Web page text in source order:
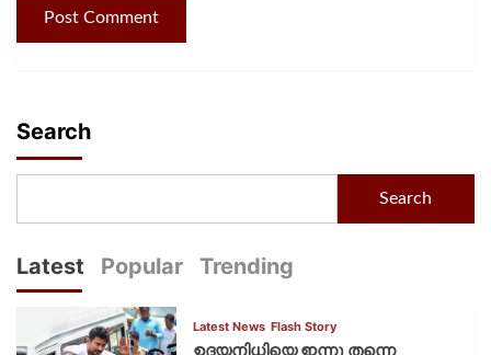
Search
Search
Latest Popular Trending
Latest News Flash Story
ഉദയനിധിയെ ഇന്നു തന്നെ